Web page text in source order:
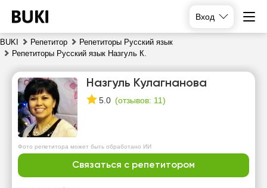
Вход
BUKI Репетитор
Репетиторы Русский язык
Репетиторы Русский язык Назгуль К.
Назгуль Кулагнанова
5.0 (отзывов: 11)
Фото репетитора может быть обработано ИИ
Связаться с репетитором
9
пн
10
вт
11
12